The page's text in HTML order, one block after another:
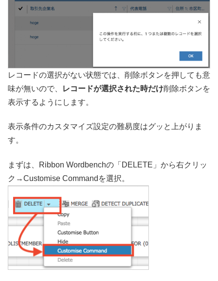
レコードの選択がない状態では、削除ボタンを押しても意
味が無いので、
レコードが選択された時だけ削除ボタンを
表示するようにします。
表示条件のカスタマイズ設定の難易度はグッと上がりま
す。
まずは、Ribbon Wordbenchの「DELETE」から右クリッ
ク→Customise Commandを選択。